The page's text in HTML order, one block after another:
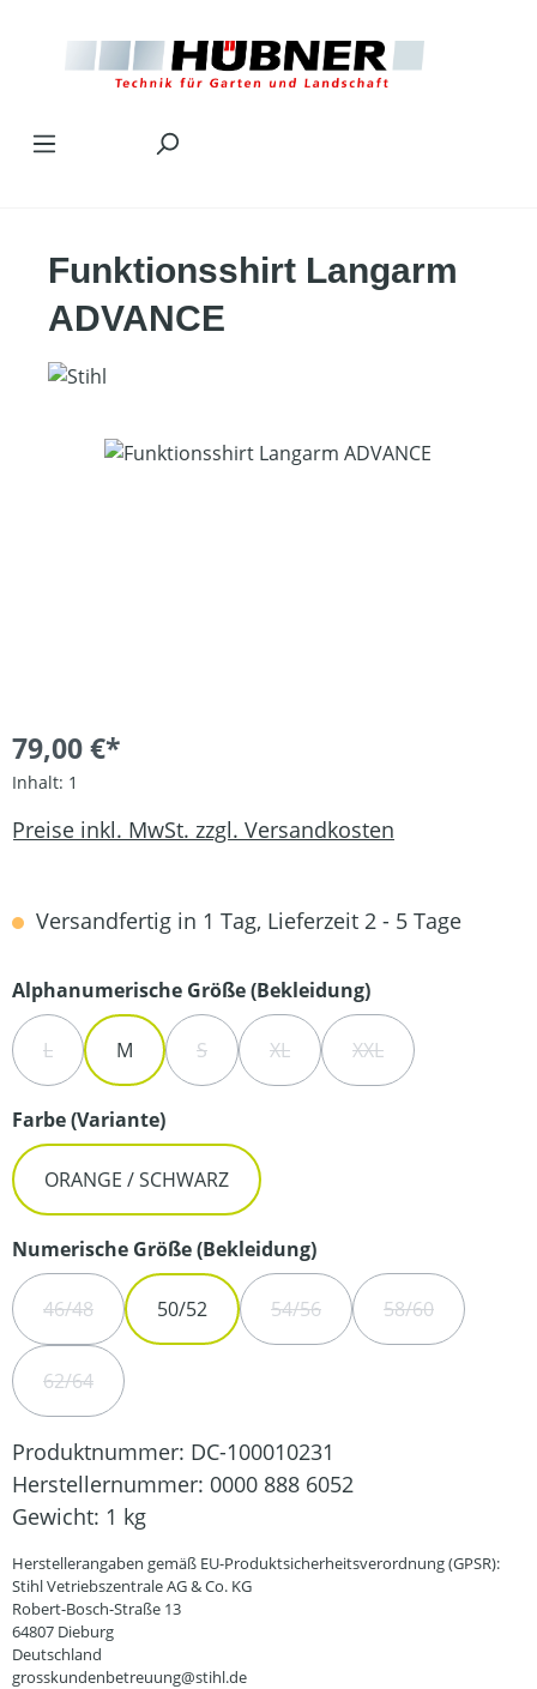
Funktionsshirt Langarm
ADVANCE
Bildergalerie überspringen
79,00 €*
Inhalt: 1
Preise inkl. MwSt. zzgl. Versandkosten
Versandfertig in 1 Tag, Lieferzeit 2 - 5 Tage
Alphanumerische Größe (Bekleidung)auswählen
L(DIESE OPTION IST ZURZEIT NICHT VERFÜGBAR.)
M S(DIESE OPTION IST ZURZEIT NICHT
XL(DIESE OPTION IST ZURZEIT
XXL(DIESE OPTION IST
Farbe (Variante)auswählen
ORANGE / SCHWARZ
Numerische Größe (Bekleidung)auswählen
46/48(DIESE OPTION IST ZURZEIT NICHT VERFÜGBAR.)
50/52 54/56(DIESE OPTION IST ZURZEIT
58/60(DIESE OPTION
62/64(DIESE OPTION IST ZURZEIT NICHT VERFÜGBAR.)
Produktnummer: DC-100010231
Herstellernummer: 0000 888 6052
Gewicht: 1 kg
Herstellerangaben gemäß EU-Produktsicherheitsverordnung (GPSR):
Stihl Vetriebszentrale AG & Co. KG
Robert-Bosch-Straße 13
64807 Dieburg
Deutschland
grosskundenbetreuung@stihl.de